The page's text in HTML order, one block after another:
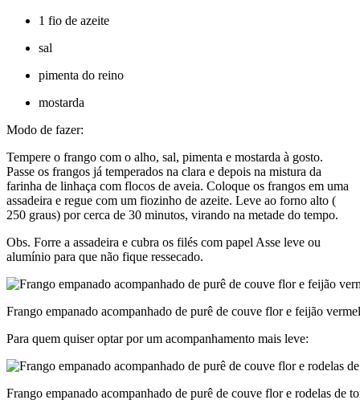
1 fio de azeite
sal
pimenta do reino
mostarda
Modo de fazer:
Tempere o frango com o alho, sal, pimenta e mostarda à gosto.
Passe os frangos já temperados na clara e depois na mistura da
farinha de linhaça com flocos de aveia. Coloque os frangos em uma
assadeira e regue com um fiozinho de azeite. Leve ao forno alto (
250 graus) por cerca de 30 minutos, virando na metade do tempo.
Obs. Forre a assadeira e cubra os filés com papel Asse leve ou
alumínio para que não fique ressecado.
Frango empanado acompanhado de purê de couve flor e feijão
Para quem quiser optar por um acompanhamento mais leve:
Frango empanado acompanhado de purê de couve flor e rodelas de